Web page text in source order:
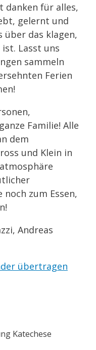
danken für alles,
gelernt und
über das klagen,
Lasst uns
sammeln
Ferien
Familie! Alle
dem
und Klein in
zum Essen,
Andreas
übertragen
Katechese